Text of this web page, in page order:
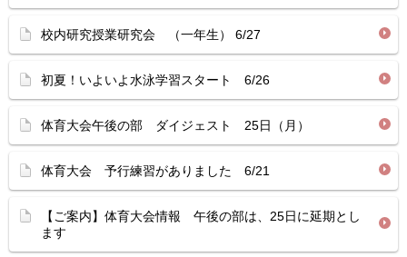
校内研究授業研究会 （一年生） 6/27
初夏！いよいよ水泳学習スタート 6/26
体育大会午後の部 ダイジェスト 25日（月）
体育大会 予行練習がありました 6/21
【ご案内】体育大会情報 午後の部は、25日に延期とし
ます